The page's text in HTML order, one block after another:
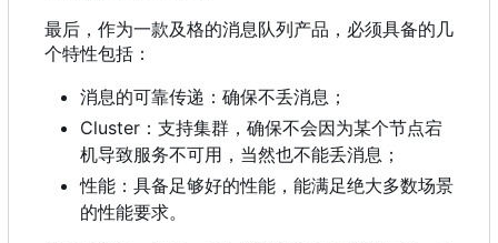
最后，作为一款及格的消息队列产品，必须具备的几
个特性包括：
消息的可靠传递：确保不丢消息；
Cluster ： 支持集群 ， 确保不会因为某个节点宕
机导致服务不可用 ， 当然也不能丢消息 ；
性能：具备足够好的性能，能满足绝大多数场景
的性能要求。